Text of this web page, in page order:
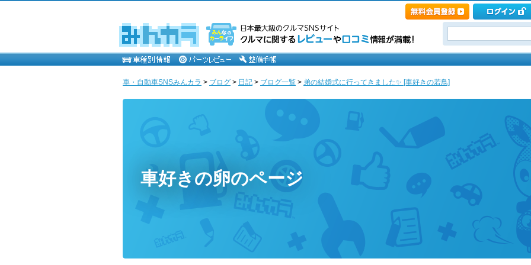
車・自動車SNSみんカラ > ブログ > 日記 > ブログ一覧 > 弟の結婚式に行ってきました✨ [車好きの若鳥]
車好きの卵のページ